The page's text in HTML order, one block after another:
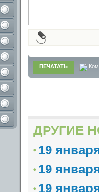
ПЕЧАТАТЬ
ДРУГИЕ
19
19
19